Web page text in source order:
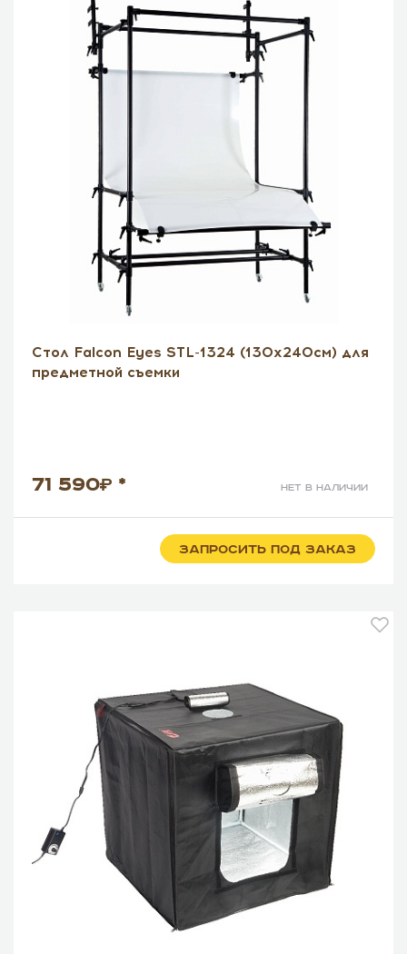
Стол Falcon Eyes STL-1324 (130х240см) для
предметной съемки
71 590 * нет в наличии
ЗАПРОСИТЬ ПОД ЗАКАЗ